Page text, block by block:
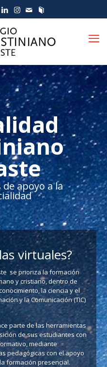
apoyo a la
virtuales?
se prioriza la formación
y cristiano, dentro de
la ciencia y el
y la Comunicación (TIC)
parte de las herramientas
de sus estudiantes con
mediante
pedagógicas con el apoyo
formación presencial.